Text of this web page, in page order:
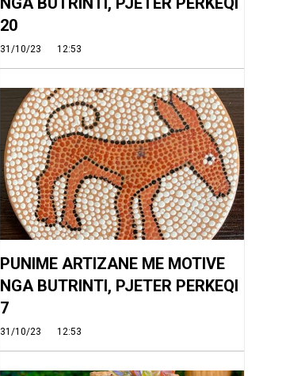
20
31/10/23 12:53
PUNIME ARTIZANE ME MOTIVE
NGA BUTRINTI, PJETER PERKEQI
7
31/10/23 12:53